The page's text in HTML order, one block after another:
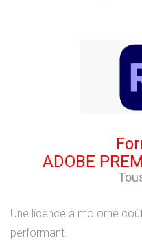
ADOBE
Une licence à mo orne
performant.